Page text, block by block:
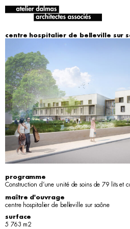
centre hospitalier de belleville sur
programme
Construction d’une unité de soins de 79 lits et
maître d'ouvrage
centre hospitalier de belleville sur saône
surface
5 763 m2